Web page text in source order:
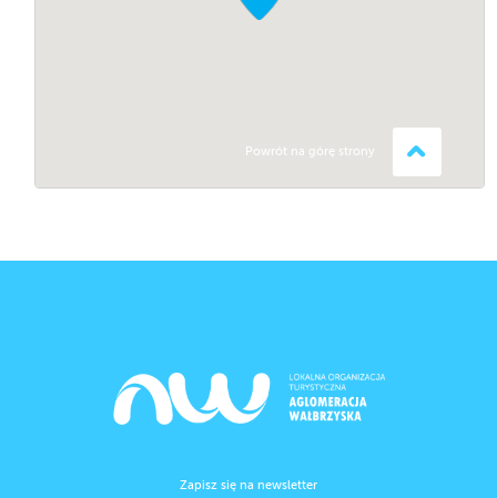
Powrót na górę strony